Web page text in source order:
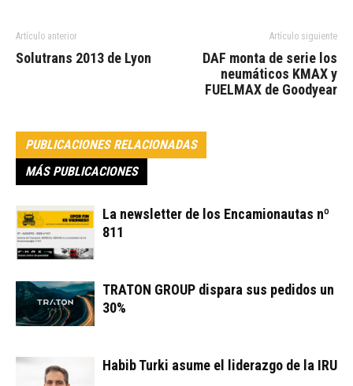
Artículo anterior
Solutrans 2013 de Lyon
Artículo siguiente
DAF monta de serie los
neumáticos KMAX y
FUELMAX de Goodyear
PUBLICACIONES RELACIONADAS
MÁS PUBLICACIONES
La newsletter de los Encamionautas nº
811
TRATON GROUP dispara sus pedidos un
30%
Habib Turki asume el liderazgo de la IRU